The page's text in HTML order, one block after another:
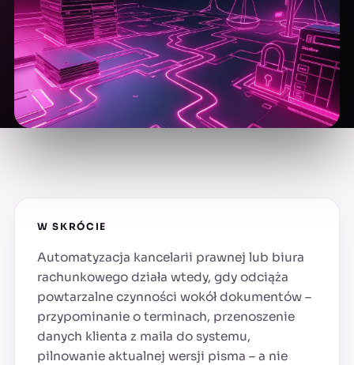
W SKRÓCIE
Automatyzacja kancelarii prawnej lub biura
rachunkowego działa wtedy, gdy odciąża
powtarzalne czynności wokół dokumentów –
przypominanie o terminach, przenoszenie
danych klienta z maila do systemu,
pilnowanie aktualnej wersji pisma – a nie